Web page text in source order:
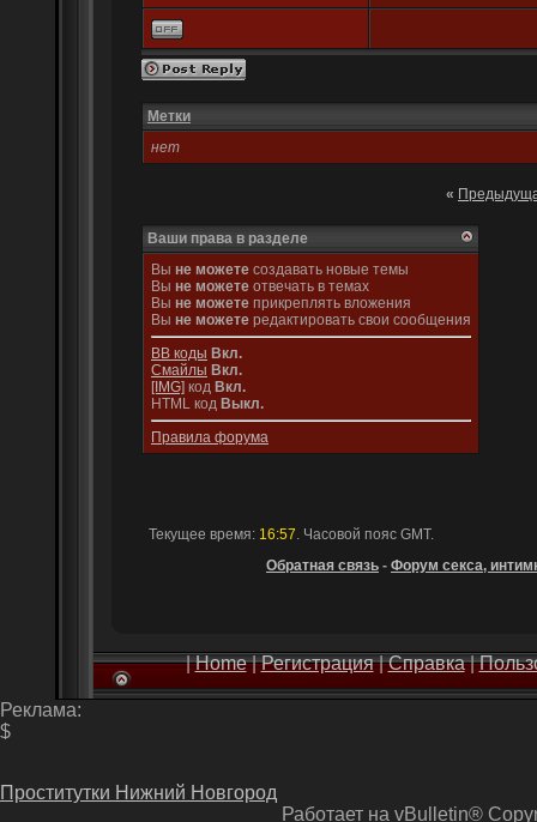
Метки
нет
«
Ваши права в разделе
Вы не можете создавать новые темы
Вы не можете отвечать в темах
Вы не можете прикреплять вложения
Вы не можете редактировать свои сообщения
BB коды Вкл.
Смайлы Вкл.
[IMG] код Вкл.
HTML код Выкл.
Правила форума
Текущее время: 16:57. Часовой пояс GMT.
Обратная связь - Форум секса,
|Home|Регистрация|Справка|
Реклама:
$
Проститутки Нижний Новгород
Работает на vBulletin®